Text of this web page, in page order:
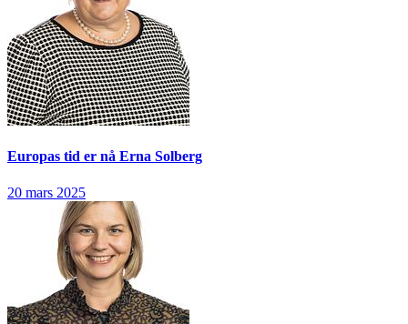
Europas tid er nå Erna Solberg
20 mars 2025